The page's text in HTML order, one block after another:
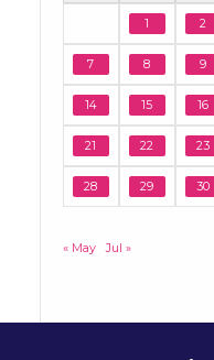
1 2
7 8 9
14 15 16
21 22 23
28 29 30
« May Jul »